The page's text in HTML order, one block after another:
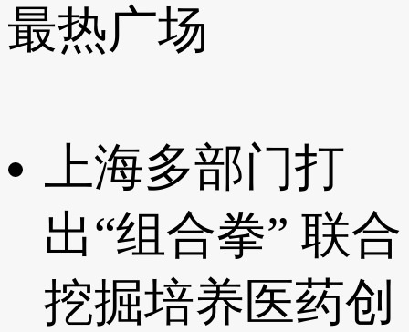
最热广场
上海多部门打
出“组合拳” 联合
挖掘培养医药创